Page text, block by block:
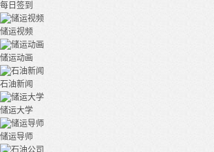
每日签到
储运视频
储运动画
石油新闻
储运大学
储运导师